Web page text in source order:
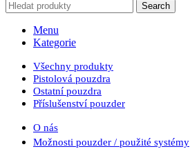
Search
Menu
Kategorie
Všechny produkty
Pistolová pouzdra
Ostatní pouzdra
Příslušenství pouzder
O nás
Možnosti pouzder / použité systémy